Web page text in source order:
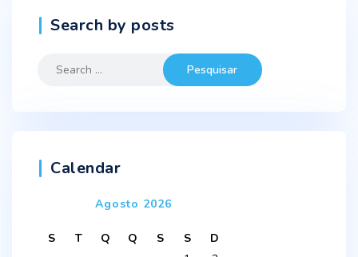
Search by posts
Search
Calendar
Agosto 2026
S T Q Q S S
D